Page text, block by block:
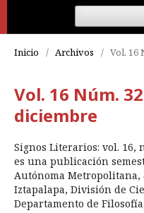
Inicio / Archivos / Vol. 16
Vol. 16 Núm.
diciembre
Signos Literarios: vol. 16,
es una publicación
Autónoma
Iztapalapa, División de
Departamento de